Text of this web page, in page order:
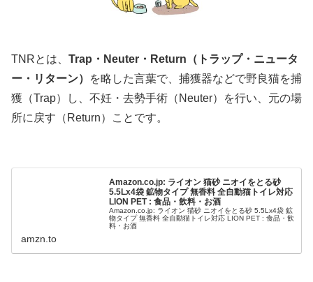
TNRとは、 Trap・Neuter・Return（トラップ・ニュータ
ー・リターン）
を略した言葉で、捕獲器などで野良猫を捕
獲（Trap）し、不妊・去勢手術（Neuter）を行い、元の場
所に戻す（Return）ことです。
Amazon.co.jp: ライオン 猫砂 ニオイをとる砂
5.5Lx4袋 鉱物タイプ 無香料 全自動猫トイレ対応
LION PET : 食品・飲料・お酒
Amazon.co.jp: ライオン 猫砂 ニオイをとる砂 5.5Lx4袋 鉱
物タイプ 無香料 全自動猫トイレ対応 LION PET : 食品・飲
料・お酒
amzn.to